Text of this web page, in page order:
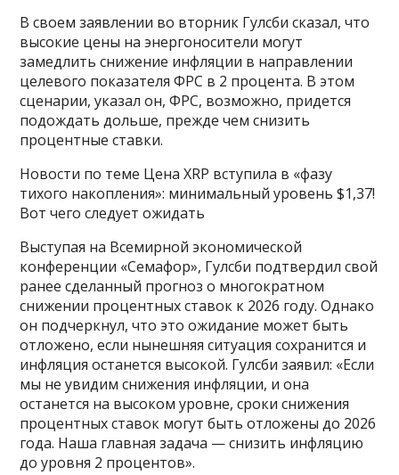
В своем заявлении во вторник Гулсби сказал, что
высокие цены на энергоносители могут
замедлить снижение инфляции в направлении
целевого показателя ФРС в 2 процента. В этом
сценарии, указал он, ФРС, возможно, придется
подождать дольше, прежде чем снизить
процентные ставки.
Новости по теме Цена XRP вступила в «фазу
тихого накопления»: минимальный уровень $1,37!
Вот чего следует ожидать
Выступая на Всемирной экономической
конференции «Семафор», Гулсби подтвердил свой
ранее сделанный прогноз о многократном
снижении процентных ставок к 2026 году. Однако
он подчеркнул, что это ожидание может быть
отложено, если нынешняя ситуация сохранится и
инфляция останется высокой. Гулсби заявил: «Если
мы не увидим снижения инфляции, и она
останется на высоком уровне, сроки снижения
процентных ставок могут быть отложены до 2026
года. Наша главная задача — снизить инфляцию
до уровня 2 процентов».